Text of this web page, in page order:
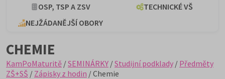
OSP, TSP A ZSV
TECHNICKÉ VŠ
NEJŽÁDANĚJŠÍ OBORY
CHEMIE
KamPoMaturitě /SEMINÁRKY /Studijní podklady / Předměty
ZŠ+SŠ / Zápisky z hodin / Chemie